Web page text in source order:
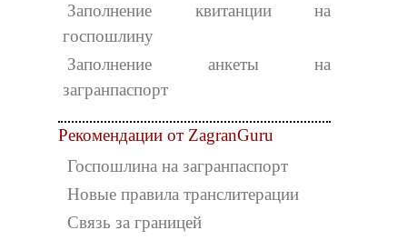
Заполнение квитанции на
госпошлину
Заполнение анкеты на
загранпаспорт
Рекомендации от ZagranGuru
Госпошлина на загранпаспорт
Новые правила транслитерации
Связь за границей